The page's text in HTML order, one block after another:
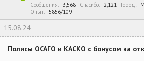
Сообщения
3,568 Спасибо 2,121 Город
Опыт
5856/109
15.08.24
Полисы ОСАГО и КАСКО с бонусом за